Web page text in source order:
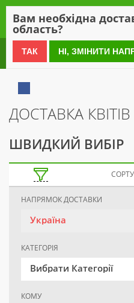
0 800 21 54 55
ДОСТАВКА
ШВИДКИЙ ВИБІР
НАПРЯМОК ДОСТАВКИ
Україна
КАТЕГОРІЯ
Вибрати Категорії
КОМУ
Вам необхідна
область?
ТАК НІ, ЗМІНИТИ